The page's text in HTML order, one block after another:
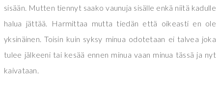
sisään. Mutten tiennyt saako vaunuja sisälle enkä niitä kadulle
halua jättää. Harmittaa mutta tiedän että oikeasti en ole
yksinäinen. Toisin kuin syksy minua odotetaan ei talvea joka
tulee jälkeeni tai kesää ennen minua vaan minua tässä ja nyt
kaivataan.